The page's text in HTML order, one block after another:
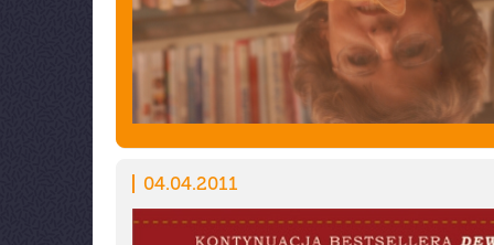
04.04.2011